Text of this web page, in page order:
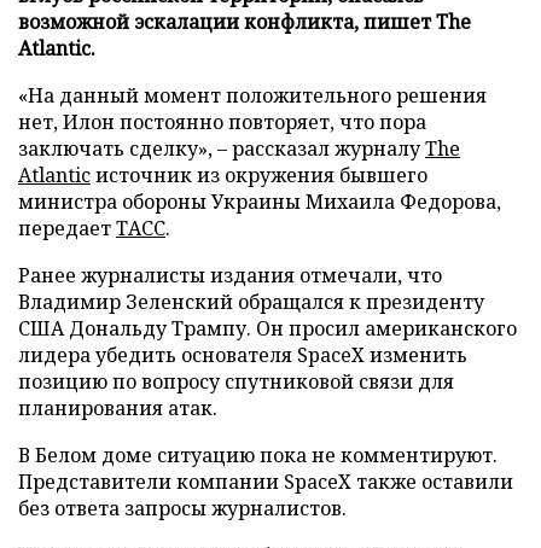
возможной эскалации конфликта, пишет The
Atlantic.
«На данный момент положительного решения
нет, Илон постоянно повторяет, что пора
заключать сделку», – рассказал журналуThe
Atlanticисточник из окружения бывшего
министра обороны Украины Михаила Федорова,
передаетТАСС.
Ранее журналисты издания отмечали, что
Владимир Зеленский обращался к президенту
США Дональду Трампу. Он просил американского
лидера убедить основателя SpaceX изменить
позицию по вопросу спутниковой связи для
планирования атак.
В Белом доме ситуацию пока не комментируют.
Представители компании SpaceX также оставили
без ответа запросы журналистов.